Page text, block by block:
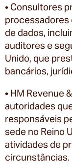
• Consultores
processadores
de dados,
auditores e
Unido, que
bancários,
• HM Revenue
autoridades
responsáveis
sede no Reino
atividades de
circunstâncias.